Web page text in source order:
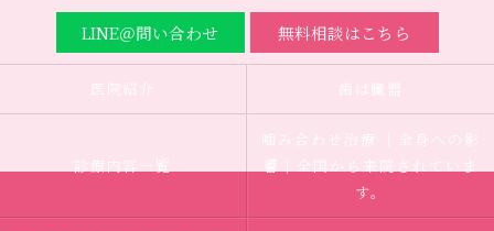
LINE＠問い合わせ 無料相談はこちら
医院紹介 歯は臓器
診療内容一覧
噛み合わせ治療 ｜全身への影
響｜全国から来院されていま
す。